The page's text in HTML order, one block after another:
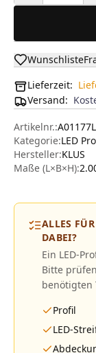
Wunschliste
Lieferzeit:
Versand:
Artikelnr.:
Kategorie:LED
Hersteller:KLUS
Maße (L×B×H):
ALLES
DABEI?
Ein LED-
Bitte
benötigten
Profil
LED-